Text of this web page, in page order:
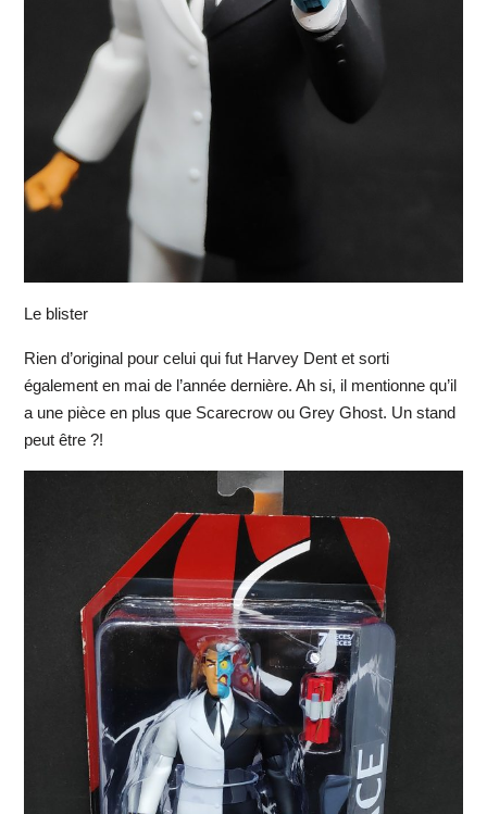
Le blister
Rien d’original pour celui qui fut Harvey Dent et sorti
également en mai de l’année dernière. Ah si, il mentionne qu’il
a une pièce en plus que Scarecrow ou Grey Ghost. Un stand
peut être ?!